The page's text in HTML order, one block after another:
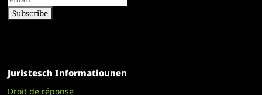
Juristesch Informatiounen
Droit de réponse